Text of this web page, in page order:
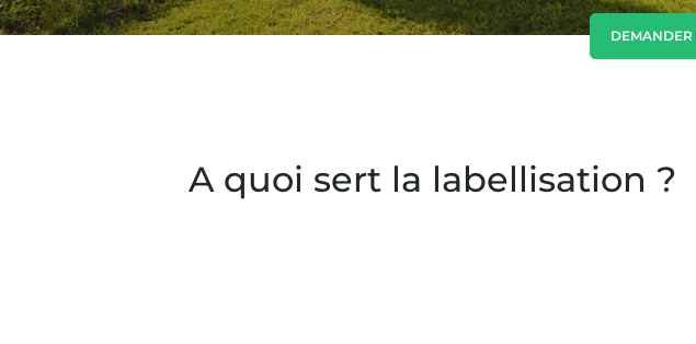
Corée du Sud
(anglais)
DEMANDER
A quoi sert la labellisation ?